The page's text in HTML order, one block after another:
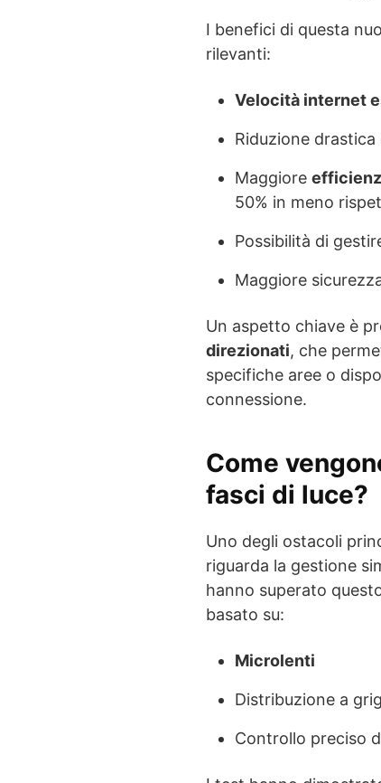
I benefici di questa
rilevanti:
Velocità internet
Riduzione drastica
Maggiore
50% in meno
Possibilità di
Maggiore
Un aspetto chiave è
direzionati, che
specifiche aree o
connessione.
Come
fasci di luce?
Uno degli ostacoli
riguarda la gestione
hanno superato
basato su:
Microlenti
Distribuzione a
Controllo preciso